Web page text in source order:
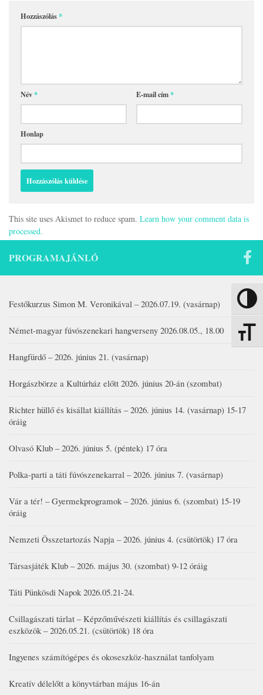
Nagy
Hozzászólás*
Név* E-mail cím*
Honlap
This site uses Akismet to reduce spam. Learn how your comment data is
processed.
PROGRAMAJÁNLÓ
Festőkurzus Simon M. Veronikával – 2026.07.19. (vasárnap)
Német-magyar fúvószenekari hangverseny 2026.08.05., 18.00
Hangfürdő – 2026. június 21. (vasárnap)
Horgászbörze a Kultúrház előtt 2026. június 20-án (szombat)
Richter hüllő és kisállat kiállítás – 2026. június 14. (vasárnap) 15-17
óráig
Olvasó Klub – 2026. június 5. (péntek) 17 óra
Polka-parti a táti fúvószenekarral – 2026. június 7. (vasárnap)
Vár a tér! – Gyermekprogramok – 2026. június 6. (szombat) 15-19
óráig
Nemzeti Összetartozás Napja – 2026. június 4. (csütörtök) 17 óra
Társasjáték Klub – 2026. május 30. (szombat) 9-12 óráig
Táti Pünkösdi Napok 2026.05.21-24.
Csillagászati tárlat – Képzőművészeti kiállítás és csillagászati
eszközök – 2026.05.21. (csütörtök) 18 óra
Ingyenes számítógépes és okoseszköz-használat tanfolyam
Kreatív délelőtt a könyvtárban május 16-án